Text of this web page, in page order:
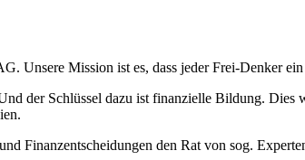
Unsere Mission ist es, dass jeder Frei-Denker
der Schlüssel dazu ist finanzielle Bildung.
Finanzentscheidungen den Rat von sog.